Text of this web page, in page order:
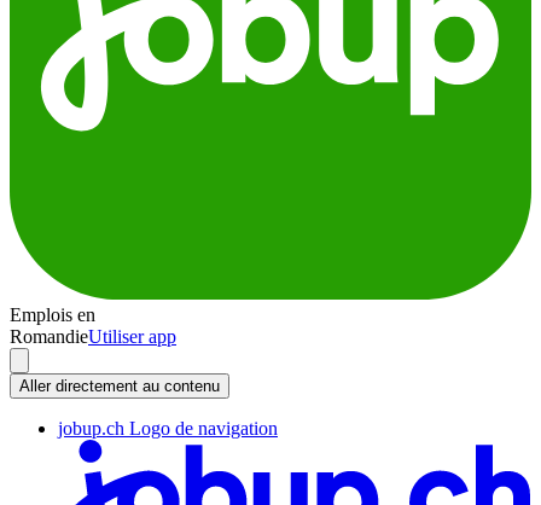
Emplois en
RomandieUtiliser app
Aller directement au contenu
jobup.ch Logo de navigation